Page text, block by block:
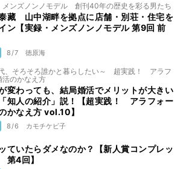
メンズノンノモデル 創刊40年の歴史を彩る男たち
藏 山中湖畔を拠点に店舗・別荘・住宅を
ン【実録・メンズノンノモデル 第9回 前
8/7 徳原海
、そろそろ誰かと暮らしたい～ 超実践！ アラフ
活のかなえ方
変わっても、結局婚活でメリットが大きい
知人の紹介」説！【超実践！ アラフォー
かなえ方 vol.10】
8/6 カモチケビ子
ていたらダメなのか？【新人賞コンプレッ
4回】